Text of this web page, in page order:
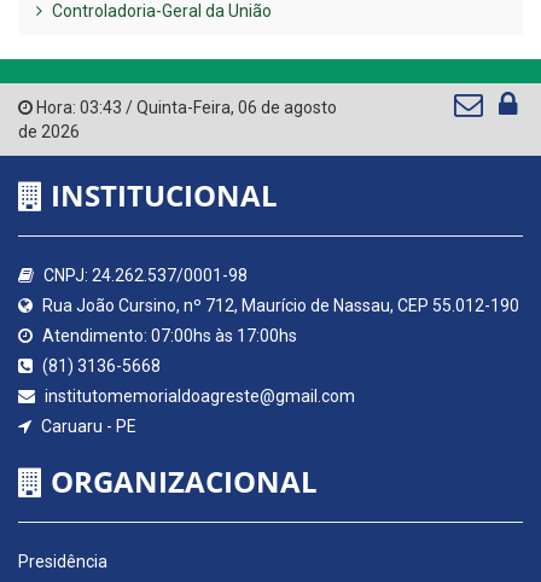
Controladoria-Geral da União
Hora: 03:43 /Quinta-Feira, 06 de agosto
de 2026
INSTITUCIONAL
CNPJ: 24.262.537/0001-98
Rua João Cursino, nº 712, Maurício de Nassau, CEP 55.012-190
Atendimento: 07:00hs às 17:00hs
(81) 3136-5668
institutomemorialdoagreste@gmail.com
Caruaru - PE
ORGANIZACIONAL
Presidência